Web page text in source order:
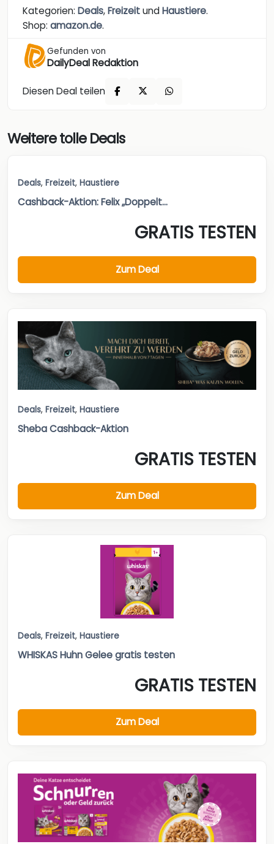
Kategorien: Deals,FreizeitundHaustiere.
Shop: amazon.de.
Gefunden von
DailyDeal Redaktion
Diesen Deal teilen
Weitere tolle Deals
Deals, Freizeit, Haustiere
Cashback-Aktion: Felix „Doppelt...
GRATIS TESTEN
Zum Deal
Deals, Freizeit, Haustiere
Sheba Cashback-Aktion
GRATIS TESTEN
Zum Deal
Deals, Freizeit, Haustiere
WHISKAS Huhn Gelee gratis testen
GRATIS TESTEN
Zum Deal